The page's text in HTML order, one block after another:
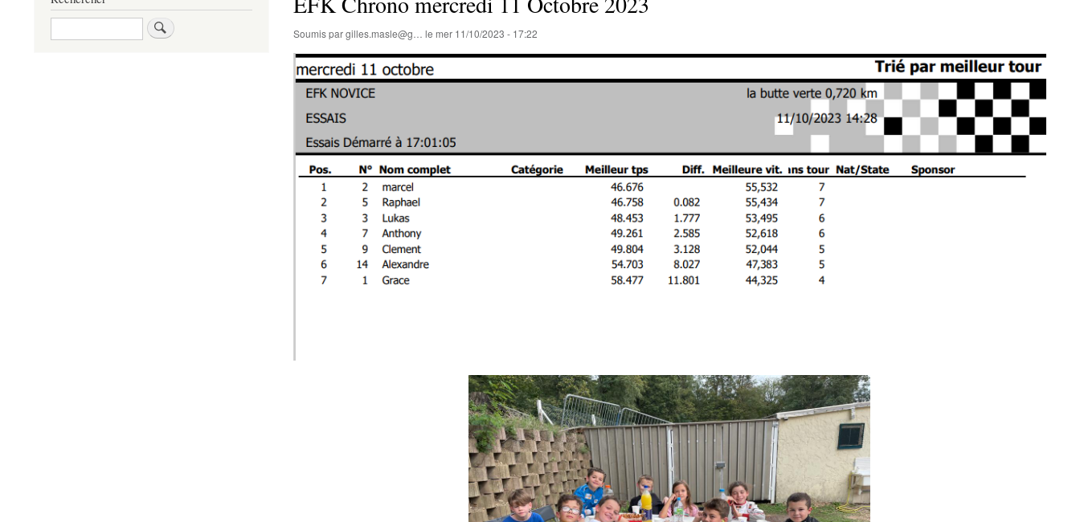
Soumis pargilles.masle@g… le mer 11/10/2023 - 17:22
Rechercher